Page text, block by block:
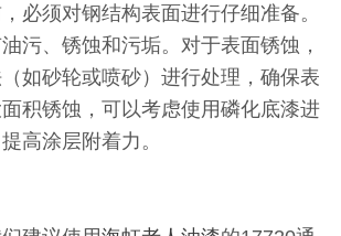
必须对钢结构表面进行仔细准备。
污、锈蚀和污垢。对于表面锈蚀，
如砂轮或喷砂）进行处理，确保表
积锈蚀，可以考虑使用磷化底漆进
高涂层附着力。